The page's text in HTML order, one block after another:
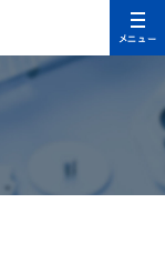
メニュー